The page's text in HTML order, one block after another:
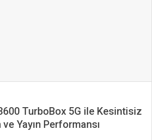
TurboBox 5G ile Kesintisiz
ve Yayın Performansı